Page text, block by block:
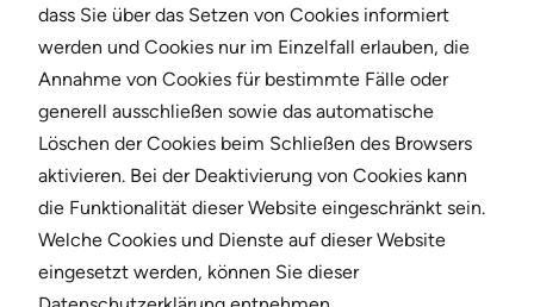
dass Sie über das Setzen von Cookies informiert
werden und Cookies nur im Einzelfall erlauben, die
Annahme von Cookies für bestimmte Fälle oder
generell ausschließen sowie das automatische
Löschen der Cookies beim Schließen des Browsers
aktivieren. Bei der Deaktivierung von Cookies kann
die Funktionalität dieser Website eingeschränkt sein.
Welche Cookies und Dienste auf dieser Website
eingesetzt werden, können Sie dieser